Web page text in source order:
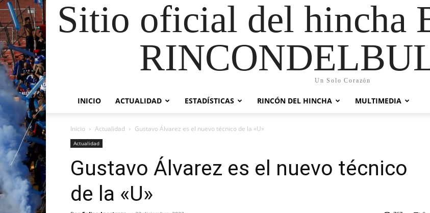
Sitio oficial del hincha
Un Solo Corazón
INICIO ACTUALIDAD ESTADÍSTICAS RINCÓN DEL HINCHA MULTIMEDIA
Inicio Actualidad Gustavo Álvarez es el nuevo técnico de la «U»
Actualidad
Gustavo Álvarez es el nuevo técnico
de la «U»